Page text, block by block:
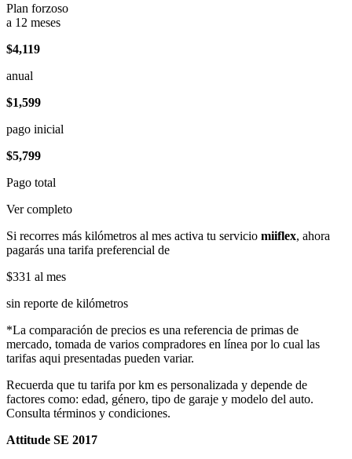
Plan forzoso
a 12 meses
$4,119
anual
$1,599
pago inicial
$5,799
Pago total
Ver completo
Si recorres más kilómetros al mes activa tu servicio miiflex, ahora
pagarás una tarifa preferencial de
$331 al mes
sin reporte de kilómetros
*La comparación de precios es una referencia de primas de
mercado, tomada de varios compradores en línea por lo cual las
tarifas aqui presentadas pueden variar.
Recuerda que tu tarifa por km es personalizada y depende de
factores como: edad, género, tipo de garaje y modelo del auto.
Consulta términos y condiciones.
Attitude SE 2017